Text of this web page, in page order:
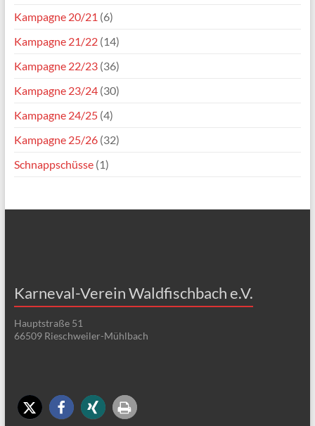
Kampagne 20/21 (6)
Kampagne 21/22(14)
Kampagne 22/23(36)
Kampagne 23/24(30)
Kampagne 24/25(4)
Kampagne 25/26(32)
Schnappschüsse(1)
Karneval-Verein Waldfischbach e.V.
Hauptstraße 51
66509 Rieschweiler-Mühlbach